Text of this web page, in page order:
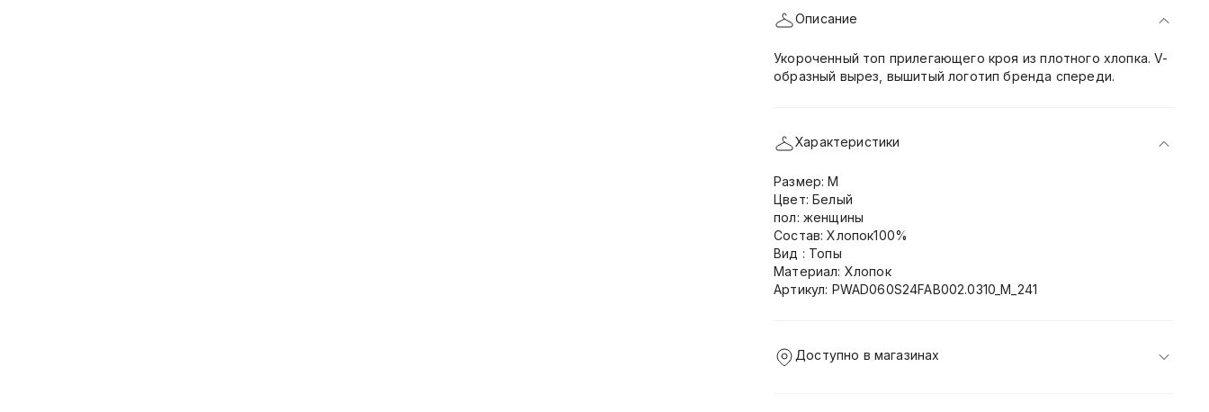
Описание
Укороченный топ прилегающего кроя из плотного хлопка. V-
образный вырез, вышитый логотип бренда спереди.
Характеристики
Размер: M
Цвет: Белый
пол: женщины
Состав: Хлопок100%
Вид : Топы
Материал: Хлопок
Артикул: PWAD060S24FAB002.0310_M_241
Доступно в магазинах